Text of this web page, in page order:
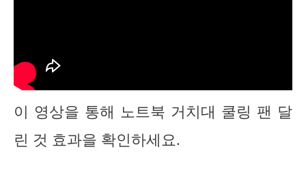
이 영상을 통해 노트북 거치대 쿨링 팬 달
린 것 효과을 확인하세요.